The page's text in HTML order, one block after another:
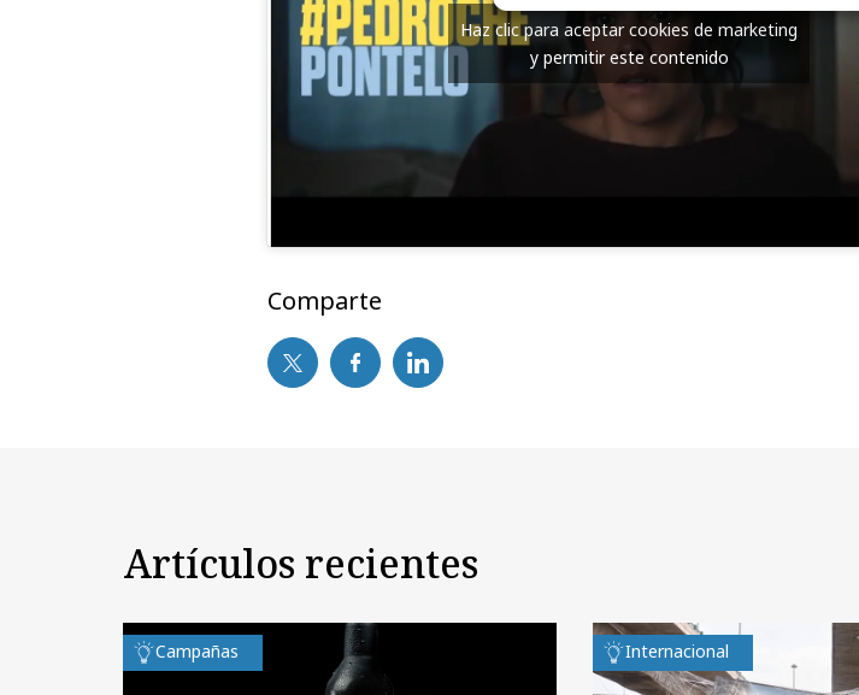
Haz clic para aceptar cookies de marketing
y permitir este contenido
Comparte
Artículos recientes
Campañas Internacional